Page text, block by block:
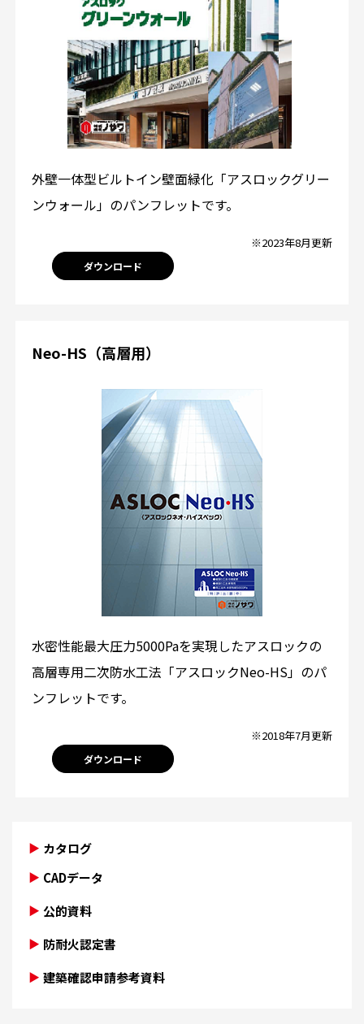
外壁一体型ビルトイン壁面緑化「アスロックグリー
ンウォール」のパンフレットです。
※2023年8月更新
ダウンロード
Neo-HS（高層用）
水密性能最大圧力5000Paを実現したアスロックの
高層専用二次防水工法「アスロックNeo-HS」のパ
ンフレットです。
※2018年7月更新
ダウンロード
カタログ
CADデータ
公的資料
防耐火認定書
建築確認申請参考資料